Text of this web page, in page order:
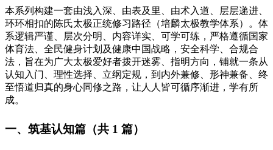
本系列构建一套由浅入深、由表及里、由术入道、层层递进、
环环相扣的陈氏太极正统修习路径（培麟太极教学体系）。体
系逻辑严谨、层次分明、内容详实、可学可练，严格遵循国家
体育法、全民健身计划及健康中国战略，安全科学、合规合
法，旨在为广大太极爱好者拨开迷雾、指明方向，铺就一条从
认知入门、理性选择、立纲定规，到内外兼修、形神兼备、终
至悟道归真的身心同修之路，让人人皆可循序渐进，学有所
成。
一、筑基认知篇（共 1 篇）